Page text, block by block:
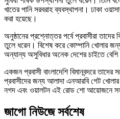
খাতের পানি সরবরাহ ব্যবস্থাপনা। ঢাকা
করা হয়েছে।
অনুষ্ঠানের প্রশ্নোত্তর পর্বে প্রবাসীরা তাদের
তুলে ধরেন। বিশেষ করে কোম্পানি খোলার
অন্যান্য অসুবিধার অনেক দেশের চাইতে
একজন প্রবাসী বাংলাদেশি বিমানবন্দরে তাদের
প্রবাসীদের জন্য আলাদা এনআরবি গেট খোলার
নগদ এবং ওয়ালটন এই রোড শো আয়োজনে
জাগো নিউজে সর্বশেষ